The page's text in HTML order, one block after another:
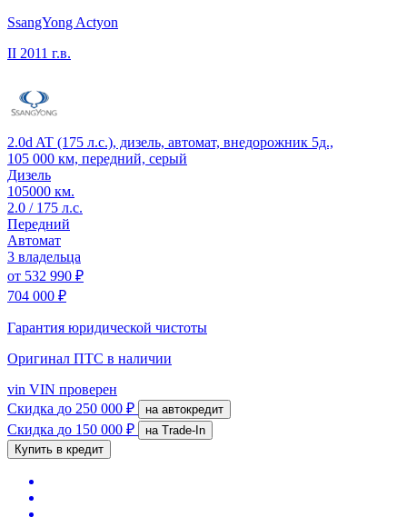
SsangYong Actyon
II 2011 г.в.
2.0d AT (175 л.с.), дизель, автомат, внедорожник 5д.,
105 000 км, передний, серый
Дизель
105000 км.
2.0 / 175 л.с.
Передний
Автомат
3 владельца
от 532 990 ₽
704 000 ₽
Гарантия юридической чистоты
Оригинал ПТС в наличии
vin VIN проверен
Скидка до 250 000 ₽ на автокредит
Скидка до 150 000 ₽
на Trade-In
Купить в кредит